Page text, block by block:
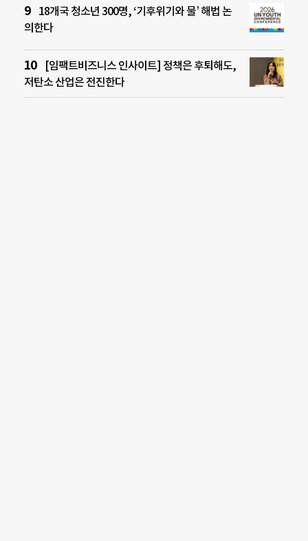
18개국 청소년 300명, ‘기후위기와 물’ 해법 논
의한다
[임팩트비즈니스 인사이트] 정책은 후퇴해도,
저탄소 산업은 전진한다